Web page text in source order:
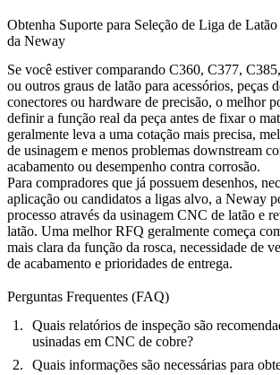
Obtenha Suporte para Seleção de Liga de
da Neway
Se você estiver comparando C360, C377,
ou outros graus de latão para acessórios, peças
conectores ou hardware de precisão, o melhor
definir a função real da peça antes de fixar o
geralmente leva a uma cotação mais precisa,
de usinagem e menos problemas downstream
acabamento ou desempenho contra corrosão.
Para compradores que já possuem desenhos,
aplicação ou candidatos a ligas alvo, a Neway
processo através da usinagem CNC de latão e
latão. Uma melhor RFQ geralmente começa
mais clara da função da rosca, necessidade de
de acabamento e prioridades de entrega.
Perguntas Frequentes (FAQ)
Quais relatórios de inspeção são
usinadas em CNC de cobre?
Quais informações são necessárias para